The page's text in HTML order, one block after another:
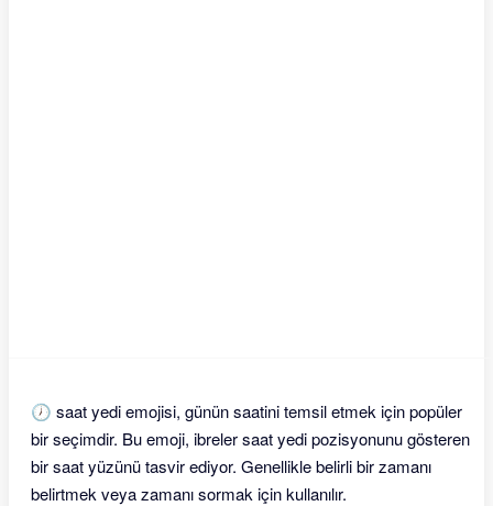
🕖 saat yedi emojisi, günün saatini temsil etmek için popüler
bir seçimdir. Bu emoji, ibreler saat yedi pozisyonunu gösteren
bir saat yüzünü tasvir ediyor. Genellikle belirli bir zamanı
belirtmek veya zamanı sormak için kullanılır.